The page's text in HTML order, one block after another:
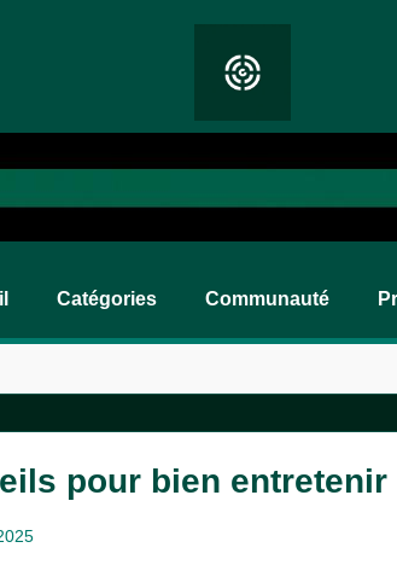
Catégories Communauté
pour bien